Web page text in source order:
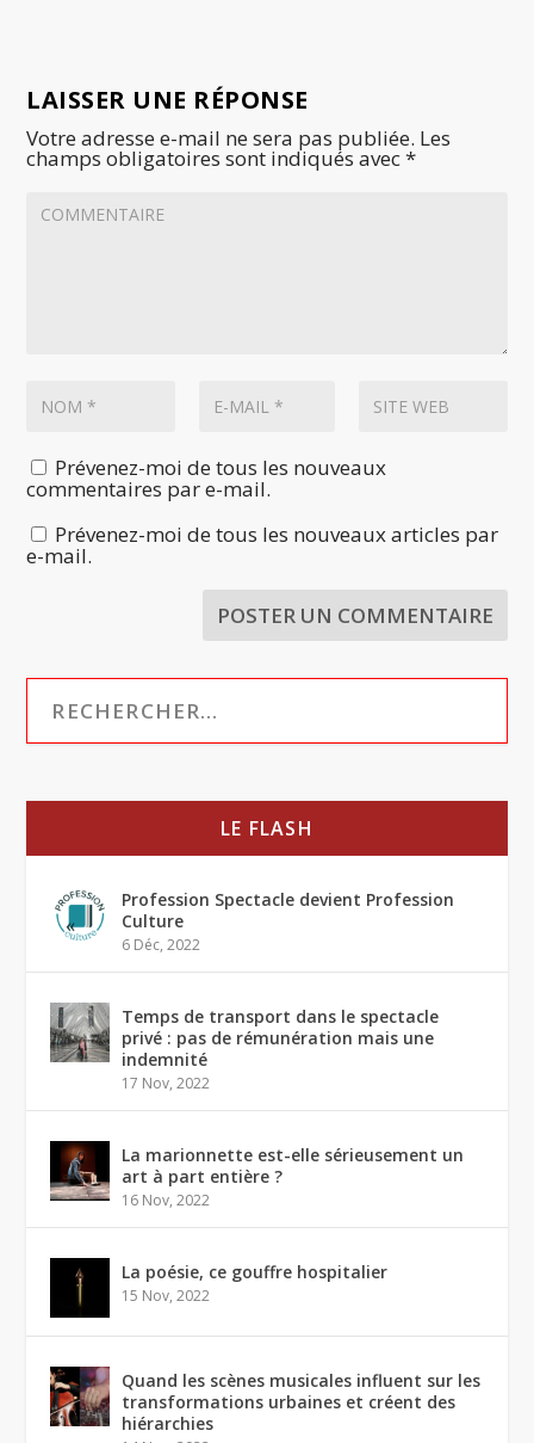
LAISSER UNE RÉPONSE
Votre adresse e-mail ne sera pas publiée. Les
champs obligatoires sont indiqués avec*
Prévenez-moi de tous les nouveaux
commentaires par e-mail.
Prévenez-moi de tous les nouveaux articles par
e-mail.
LE FLASH
Profession Spectacle devient Profession
Culture
6 Déc, 2022
Temps de transport dans le spectacle
privé : pas de rémunération mais une
indemnité
17 Nov, 2022
La marionnette est-elle sérieusement un
art à part entière ?
16 Nov, 2022
La poésie, ce gouffre hospitalier
15 Nov, 2022
Quand les scènes musicales influent sur les
transformations urbaines et créent des
hiérarchies